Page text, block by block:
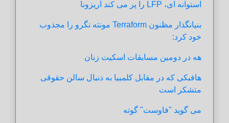
استوانه ای، LFP را پر می کند آریزونا
بنیانگذار مظنون Terraform مونته نگرو را مجذوب
خود کرد:
هه در دومین مسابقات اسکیت زنان
هافبکی که در مقابل کلمبیا به دنبال سالن حقوقی
متشکر است
می گوید "فاوست" گوته